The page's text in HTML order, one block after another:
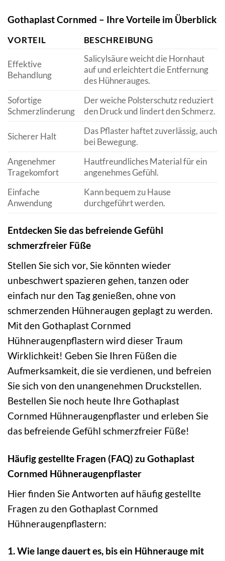
Gothaplast Cornmed – Ihre Vorteile im Überblick
VORTEIL BESCHREIBUNG
Effektive
Behandlung
Salicylsäure weicht die Hornhaut
auf und erleichtert die Entfernung
des Hühnerauges.
Sofortige
Schmerzlinderung
Der weiche Polsterschutz reduziert
den Druck und lindert den Schmerz.
Sicherer Halt
Das Pflaster haftet zuverlässig, auch
bei Bewegung.
Angenehmer
Tragekomfort
Hautfreundliches Material für ein
angenehmes Gefühl.
Einfache
Anwendung
Kann bequem zu Hause
durchgeführt werden.
Entdecken Sie das befreiende Gefühl
schmerzfreier Füße
Stellen Sie sich vor, Sie könnten wieder
unbeschwert spazieren gehen, tanzen oder
einfach nur den Tag genießen, ohne von
schmerzenden Hühneraugen geplagt zu werden.
Mit den Gothaplast Cornmed
Hühneraugenpflastern wird dieser Traum
Wirklichkeit! Geben Sie Ihren Füßen die
Aufmerksamkeit, die sie verdienen, und befreien
Sie sich von den unangenehmen Druckstellen.
Bestellen Sie noch heute Ihre Gothaplast
Cornmed Hühneraugenpflaster und erleben Sie
das befreiende Gefühl schmerzfreier Füße!
Häufig gestellte Fragen (FAQ) zu Gothaplast
Cornmed Hühneraugenpflaster
Hier finden Sie Antworten auf häufig gestellte
Fragen zu den Gothaplast Cornmed
Hühneraugenpflastern:
1. Wie lange dauert es, bis ein Hühnerauge mit